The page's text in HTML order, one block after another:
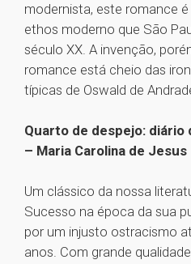
modernista, este romance é
ethos moderno que São
século XX. A invenção,
romance está cheio das
típicas de Oswald de
Quarto de despejo: diário
– Maria Carolina de Jesus
Um clássico da nossa
Sucesso na época da sua
por um injusto ostracismo
anos. Com grande